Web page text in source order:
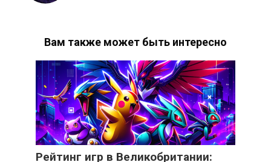
Вам также может быть интересно
Рейтинг игр в Великобритании: